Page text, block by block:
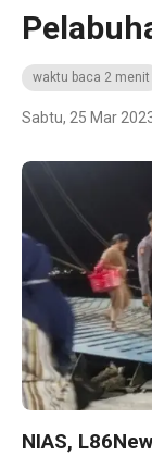
waktu baca 2 menit
Sabtu, 25 Mar
NIAS,